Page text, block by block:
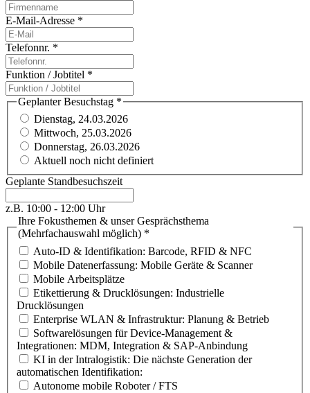
E-Mail-Adresse *
Telefonnr. *
Funktion / Jobtitel *
Geplanter Besuchstag *
Dienstag, 24.03.2026
Mittwoch, 25.03.2026
Donnerstag, 26.03.2026
Aktuell noch nicht definiert
Geplante Standbesuchszeit
z.B. 10:00 - 12:00 Uhr
Ihre Fokusthemen & unser Gesprächsthema
(Mehrfachauswahl möglich) *
Auto-ID & Identifikation: Barcode, RFID & NFC
Mobile Datenerfassung: Mobile Geräte & Scanner
Mobile Arbeitsplätze
Etikettierung & Drucklösungen: Industrielle
Drucklösungen
Enterprise WLAN & Infrastruktur: Planung & Betrieb
Softwarelösungen für Device-Management &
Integrationen: MDM, Integration & SAP-Anbindung
KI in der Intralogistik: Die nächste Generation der
automatischen Identifikation:
Autonome mobile Roboter / FTS